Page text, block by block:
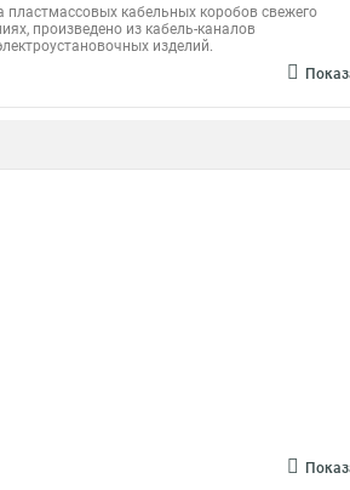
кабельных коробов свежего
произведено из кабель-каналов
изделий.